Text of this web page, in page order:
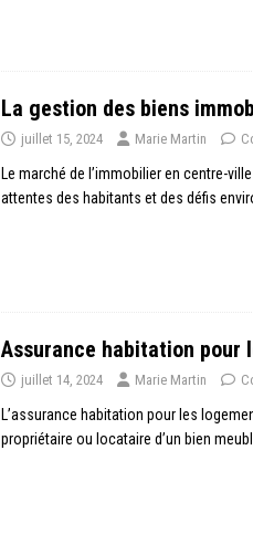
La gestion des biens
juillet 15, 2024 Marie Martin
Le marché de l’immobilier en centre-
attentes des habitants et des défis
Assurance habitation pour
juillet 14, 2024 Marie Martin
L’assurance habitation pour les
propriétaire ou locataire d’un bien